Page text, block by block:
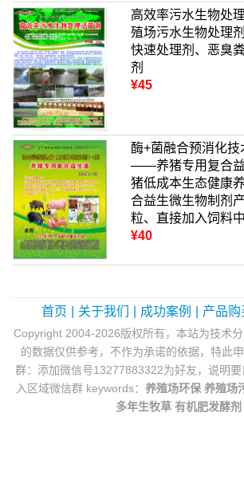
高效率污水生物处
殖场污水生物处理
快速处理剂、恶臭
剂
¥45
酶+菌融合预消化
——养猪专用复合
猪低成本生态健康
合益生微生物制剂
粒、直接加入饲料
¥40
首页 关于我们 成功案例 产品购
Copyright 2004-2026版权所有，本站为技术
的数据仅供参考，不作为承诺的依据，特此
群：添加微信号13277883322为好友，说明
入区域微信群 keywords： 养殖场环保 养殖场
多年生牧草 有机肥发酵剂